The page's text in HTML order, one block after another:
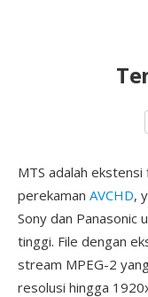
MTS adalah
perekaman AVCHD,
Sony dan Panasonic
tinggi. File dengan
stream MPEG-2
resolusi hingga